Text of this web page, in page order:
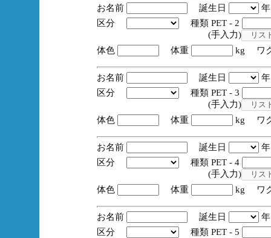
お名前 誕生日
区分
種類 PET - 2
(手入力)
体色
体重 kg ワ
お名前 誕生日
区分
種類 PET - 3
(手入力)
体色
体重 kg ワ
お名前 誕生日
区分
種類 PET - 4
(手入力)
体色
体重 kg ワ
お名前 誕生日
区分
種類 PET - 5